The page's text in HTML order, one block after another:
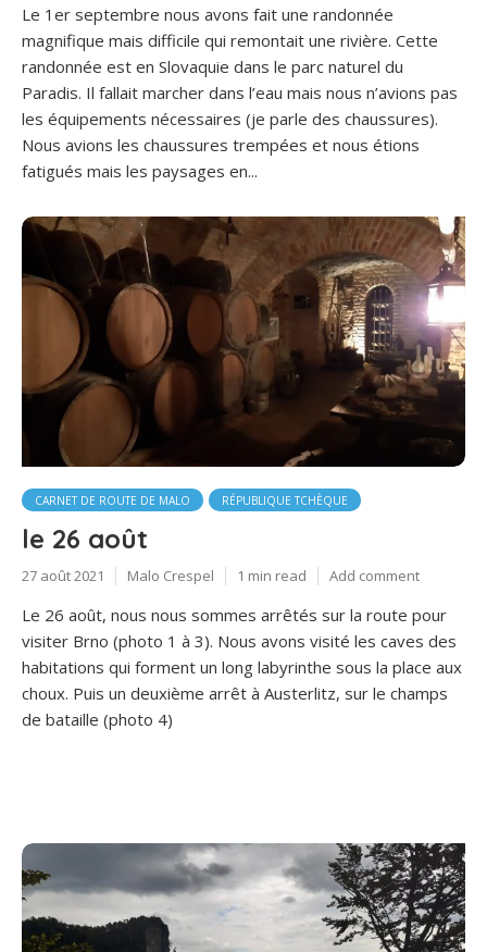
Le 1er septembre nous avons fait une randonnée
magnifique mais difficile qui remontait une rivière. Cette
randonnée est en Slovaquie dans le parc naturel du
Paradis. Il fallait marcher dans l’eau mais nous n’avions pas
les équipements nécessaires (je parle des chaussures).
Nous avions les chaussures trempées et nous étions
fatigués mais les paysages en...
CARNET DE ROUTE DE MALO RÉPUBLIQUE TCHÈQUE
le 26 août
27 août 2021 Malo Crespel 1 min read Add comment
Le 26 août, nous nous sommes arrêtés sur la route pour
visiter Brno (photo 1 à 3). Nous avons visité les caves des
habitations qui forment un long labyrinthe sous la place aux
choux. Puis un deuxième arrêt à Austerlitz, sur le champs
de bataille (photo 4)